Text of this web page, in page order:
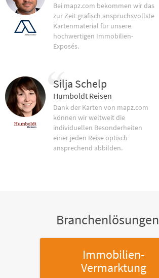
Bei mapz.com bekommen wir das
zur Zeit grafisch anspruchsvollste
Kartenmaterial für unsere
hochwertigen Immobilien-
Exposés.
Silja Schelp
Humboldt Reisen
Dank der Karten von mapz.com
können wir weltweit die
individuellen Besonderheiten
einer jeden Reise optisch
ansprechend abbilden.
Branchenlösungen
Immobilien-
Vermarktung